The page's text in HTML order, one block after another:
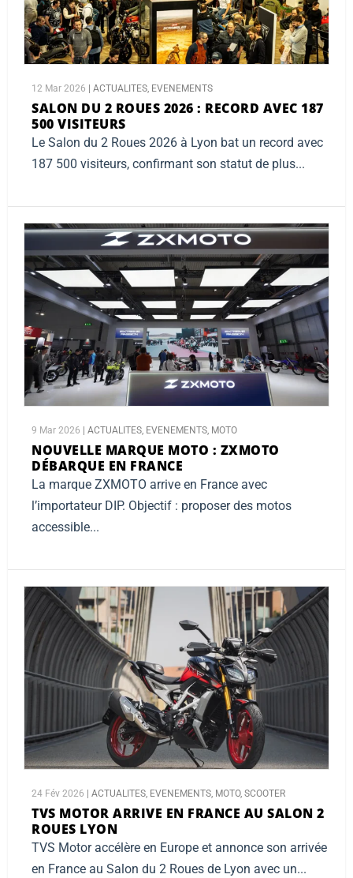
12 Mar 2026 | ACTUALITES EVENEMENTS
SALON DU 2 ROUES 2026 : RECORD AVEC 187
500 VISITEURS
Le Salon du 2 Roues 2026 à Lyon bat un record avec
187 500 visiteurs, confirmant son statut de plus...
9 Mar 2026 ACTUALITES, EVENEMENTS, MOTO
NOUVELLE MARQUE MOTO : ZXMOTO
DÉBARQUE EN FRANCE
La marque ZXMOTO arrive en France avec
l’importateur DIP. Objectif : proposer des motos
accessible...
24 Fév 2026 ACTUALITES, EVENEMENTS, MOTO, SCOOTER
TVS MOTOR ARRIVE EN FRANCE AU SALON 2
ROUES LYON
TVS Motor accélère en Europe et annonce son arrivée
en France au Salon du 2 Roues de Lyon avec un...